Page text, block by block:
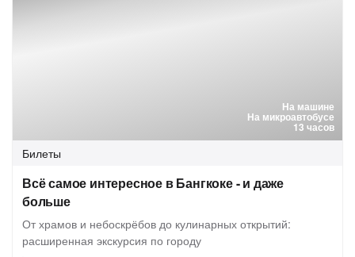
На машине
На микроавтобусе
13 часов
Билеты
Всё самое интересное в Бангкоке - и даже
больше
От храмов и небоскрёбов до кулинарных открытий:
расширенная экскурсия по городу